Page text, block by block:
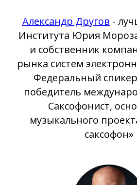
Александр Другов -
Института Юрия
и собственник
рынка систем
Федеральный
победитель
Саксофонист,
музыкального
саксофон»